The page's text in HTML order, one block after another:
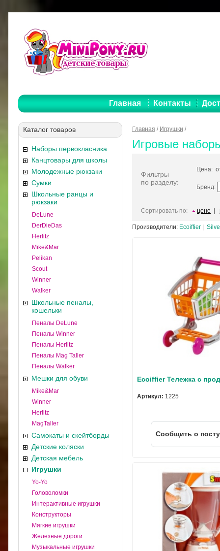
Главная Контакты
Каталог товаров
Наборы первокласника
Канцтовары для школы
Молодежные рюкзаки
Сумки
Школьные ранцы и
рюкзаки
DeLune
DerDieDas
Herlitz
Mike&Mar
Pelikan
Scout
Winner
Walker
Школьные пеналы,
кошельки
Пеналы DeLune
Пеналы Winner
Пеналы Herlitz
Пеналы Mag Taller
Пеналы Walker
Мешки для обуви
Mike&Mar
Winner
Herlitz
MagTaller
Самокаты и скейтборды
Детские коляски
Детская мебель
Игрушки
Yo-Yo
Головоломки
Интерактивные игрушки
Конструкторы
Мягкие игрушки
Железные дороги
Музыкальные игрушки
Главная / Игрушки /
Игровые
Фильтры
по разделу:
Цена:
Бренд:
Сортировать по: цене
Производители: Ecoiffier
Ecoiffier Тележка с
Артикул: 1225
Cообщить о